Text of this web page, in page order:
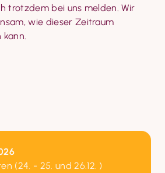
trotzdem bei uns melden. Wir
wie dieser Zeitraum
(24. - 25. und 26.12. )